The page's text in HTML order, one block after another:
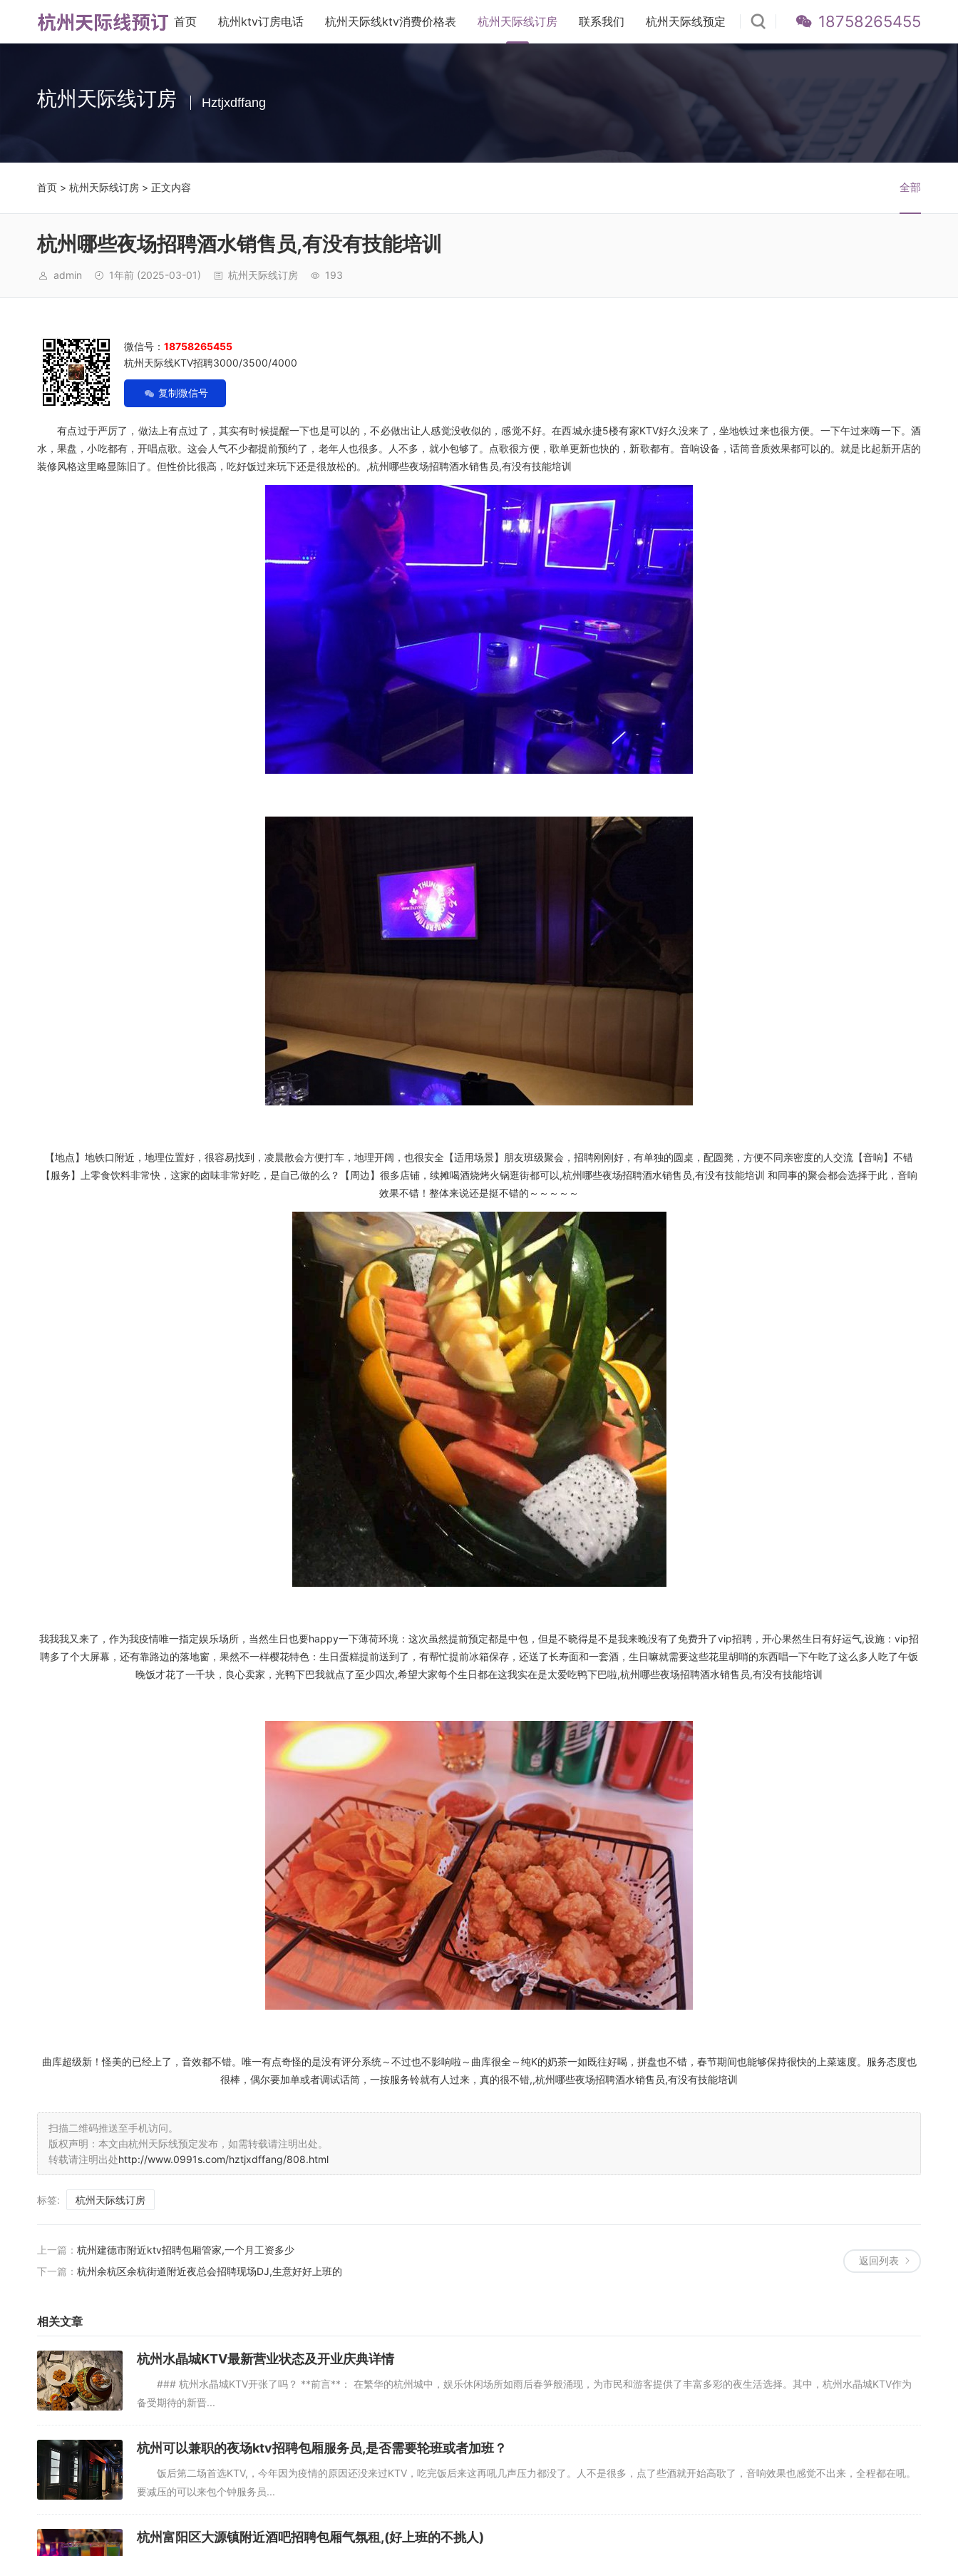
18758265455
首页 杭州ktv订房电话 杭州天际线ktv消费价格表 杭州天际线订房 联系我们 杭州天际线预定
杭州天际线订房 Hztjxdffang
首页 > 杭州天际线订房 > 正文内容 全部
杭州哪些夜场招聘酒水销售员,有没有技能培训
admin 1年前 (2025-03-01) 杭州天际线订房 193
微信号： 18758265455
杭州天际线KTV招聘3000/3500/4000
复制微信号
有点过于严厉了，做法上有点过了，其实有时候提醒一下也是可以的，不必做出让人感觉没收似的，感觉不好。在西城永捷5楼有家KTV好久没来了，坐地铁过来也很方便。一下午过来嗨一下。酒
水，果盘，小吃都有，开唱点歌。这会人气不少都提前预约了，老年人也很多。人不多，就小包够了。点歌很方便，歌单更新也快的，新歌都有。音响设备，话筒音质效果都可以的。就是比起新开店的
装修风格这里略显陈旧了。但性价比很高，吃好饭过来玩下还是很放松的。,杭州哪些夜场招聘酒水销售员,有没有技能培训
【地点】地铁口附近，地理位置好，很容易找到，凌晨散会方便打车，地理开阔，也很安全【适用场景】朋友班级聚会，招聘刚刚好，有单独的圆桌，配圆凳，方便不同亲密度的人交流【音响】不错
【服务】上零食饮料非常快，这家的卤味非常好吃，是自己做的么？【周边】很多店铺，续摊喝酒烧烤火锅逛街都可以,杭州哪些夜场招聘酒水销售员,有没有技能培训 和同事的聚会都会选择于此，音响
效果不错！整体来说还是挺不错的～～～～～
我我我又来了，作为我疫情唯一指定娱乐场所，当然生日也要happy一下薄荷环境：这次虽然提前预定都是中包，但是不晓得是不是我来晚没有了免费升了vip招聘，开心果然生日有好运气,设施：vip招
聘多了个大屏幕，还有靠路边的落地窗，果然不一样樱花特色：生日蛋糕提前送到了，有帮忙提前冰箱保存，还送了长寿面和一套酒，生日嘛就需要这些花里胡哨的东西唱一下午吃了这么多人吃了午饭
晚饭才花了一千块，良心卖家，光鸭下巴我就点了至少四次,希望大家每个生日都在这我实在是太爱吃鸭下巴啦,杭州哪些夜场招聘酒水销售员,有没有技能培训
曲库超级新！怪美的已经上了，音效都不错。唯一有点奇怪的是没有评分系统～不过也不影响啦～曲库很全～纯K的奶茶一如既往好喝，拼盘也不错，春节期间也能够保持很快的上菜速度。服务态度也
很棒，偶尔要加单或者调试话筒，一按服务铃就有人过来，真的很不错,,杭州哪些夜场招聘酒水销售员,有没有技能培训
扫描二维码推送至手机访问。
版权声明：本文由杭州天际线预定发布，如需转载请注明出处。
转载请注明出处http://www.0991s.com/hztjxdffang/808.html
标签: 杭州天际线订房
返回列表
上一篇： 杭州建德市附近ktv招聘包厢管家,一个月工资多少
下一篇： 杭州余杭区余杭街道附近夜总会招聘现场DJ,生意好好上班的
相关文章
杭州水晶城KTV最新营业状态及开业庆典详情
### 杭州水晶城KTV开张了吗？ **前言**： 在繁华的杭州城中，娱乐休闲场所如雨后春笋般涌现，为市民和游客提供了丰富多彩的夜生活选择。其中，杭州水晶城KTV作为
备受期待的新晋...
杭州可以兼职的夜场ktv招聘包厢服务员,是否需要轮班或者加班？
饭后第二场首选KTV,，今年因为疫情的原因还没来过KTV，吃完饭后来这再吼几声压力都没了。人不是很多，点了些酒就开始高歌了，音响效果也感觉不出来，全程都在吼。
要减压的可以来包个钟服务员...
杭州富阳区大源镇附近酒吧招聘包厢气氛租,(好上班的不挑人)